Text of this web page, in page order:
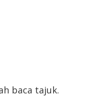
baca tajuk.